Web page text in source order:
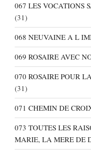
067 LES VOCATIONS
(31)
068 NEUVAINE A L
069 ROSAIRE AVEC
070 ROSAIRE POUR
(31)
071 CHEMIN DE
073 TOUTES LES
MARIE, LA MERE DE